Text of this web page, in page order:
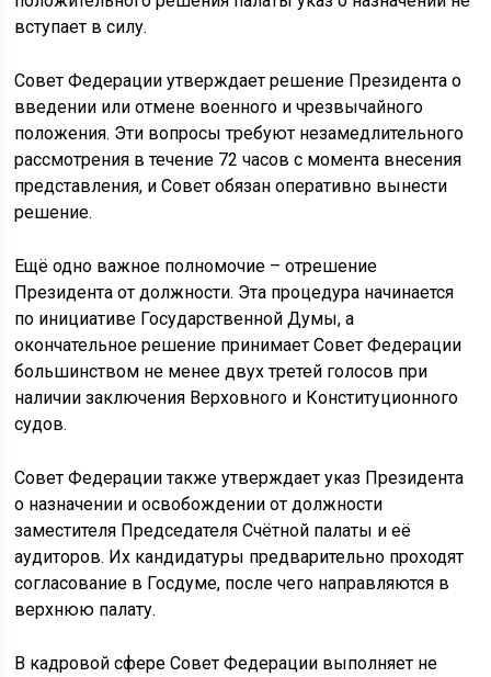
вступает в силу.
Совет Федерации утверждает решение Президента о
введении или отмене военного и чрезвычайного
положения. Эти вопросы требуют незамедлительного
рассмотрения в течение 72 часов с момента внесения
представления, и Совет обязан оперативно вынести
решение.
Ещё одно важное полномочие – отрешение
Президента от должности. Эта процедура начинается
по инициативе Государственной Думы, а
окончательное решение принимает Совет Федерации
большинством не менее двух третей голосов при
наличии заключения Верховного и Конституционного
судов.
Совет Федерации также утверждает указ Президента
о назначении и освобождении от должности
заместителя Председателя Счётной палаты и её
аудиторов. Их кандидатуры предварительно проходят
согласование в Госдуме, после чего направляются в
верхнюю палату.
В кадровой сфере Совет Федерации выполняет не